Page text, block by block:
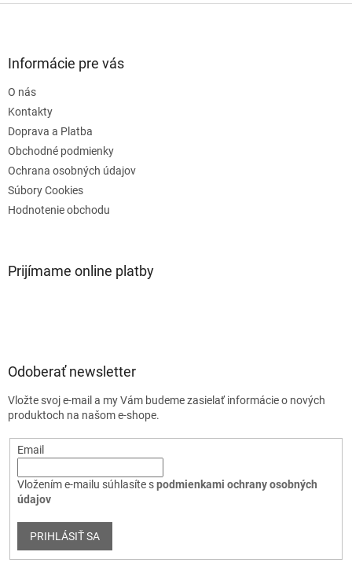
Informácie pre vás
O nás
Kontakty
Doprava a Platba
Obchodné podmienky
Ochrana osobných údajov
Súbory Cookies
Hodnotenie obchodu
Prijímame online platby
Odoberať newsletter
Vložte svoj e-mail a my Vám budeme zasielať informácie o nových
produktoch na našom e-shope.
Email
Vložením e-mailu súhlasíte spodmienkami ochrany osobných
údajov
PRIHLÁSIŤ SA